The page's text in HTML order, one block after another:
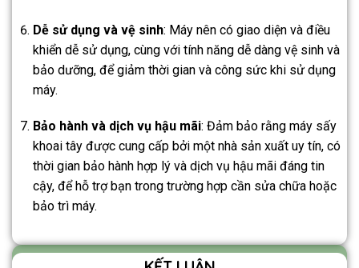
Dễ sử dụng và vệ sinh: Máy nên có giao diện và điều
khiển dễ sử dụng, cùng với tính năng dễ dàng vệ sinh và
bảo dưỡng, để giảm thời gian và công sức khi sử dụng
máy.
Bảo hành và dịch vụ hậu mãi: Đảm bảo rằng máy sấy
khoai tây được cung cấp bởi một nhà sản xuất uy tín, có
thời gian bảo hành hợp lý và dịch vụ hậu mãi đáng tin
cậy, để hỗ trợ bạn trong trường hợp cần sửa chữa hoặc
bảo trì máy.